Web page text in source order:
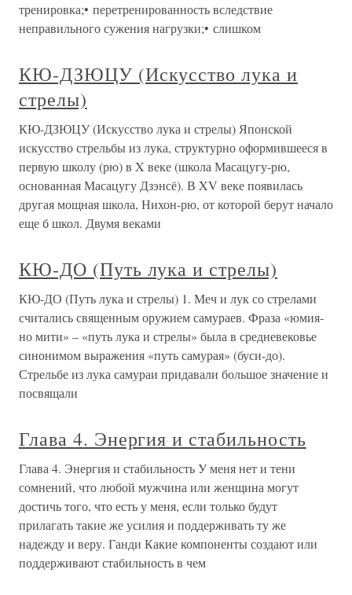
тренировка;• перетренированность вследствие
неправильного сужения нагрузки;• слишком
КЮ-ДЗЮЦУ (Искусство лука и
стрелы)
КЮ-ДЗЮЦУ (Искусство лука и стрелы) Японской
искусство стрельбы из лука, структурно оформившееся в
первую школу (рю) в X веке (школа Масацугу-рю,
основанная Масацугу Дзэнсё). В XV веке появилась
другая мощная школа, Нихон-рю, от которой берут начало
еще б школ. Двумя веками
КЮ-ДО (Путь лука и стрелы)
КЮ-ДО (Путь лука и стрелы) 1. Меч и лук со стрелами
считались священным оружием самураев. Фраза «юмия-
но мити» – «путь лука и стрелы» была в средневековье
синонимом выражения «путь самурая» (буси-до).
Стрельбе из лука самураи придавали большое значение и
посвящали
Глава 4. Энергия и стабильность
Глава 4. Энергия и стабильность У меня нет и тени
сомнений, что любой мужчина или женщина могут
достичь того, что есть у меня, если только будут
прилагать такие же усилия и поддерживать ту же
надежду и веру. Ганди Какие компоненты создают или
поддерживают стабильность в чем